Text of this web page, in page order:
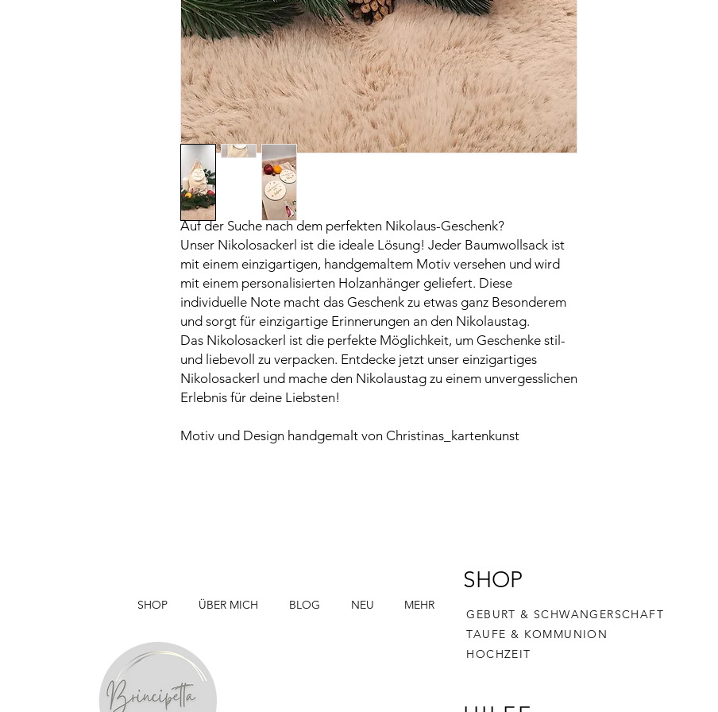
Auf der Suche nach dem perfekten Nikolaus-Geschenk?
Unser Nikolosackerl ist die ideale Lösung! Jeder Baumwollsack ist
mit einem einzigartigen, handgemaltem Motiv versehen und wird
mit einem personalisierten Holzanhänger geliefert. Diese
individuelle Note macht das Geschenk zu etwas ganz Besonderem
und sorgt für einzigartige Erinnerungen an den Nikolaustag.
Das Nikolosackerl ist die perfekte Möglichkeit, um Geschenke stil-
und liebevoll zu verpacken. Entdecke jetzt unser einzigartiges
Nikolosackerl und mache den Nikolaustag zu einem unvergesslichen
Erlebnis für deine Liebsten!
Motiv und Design handgemalt von Christinas_kartenkunst
SHOP
GEBURT & SCHWANGERSCHAFT
TAUFE & KOMMUNION
HOCHZEIT
SHOP ÜBER MICH BLOG NEU MEHR